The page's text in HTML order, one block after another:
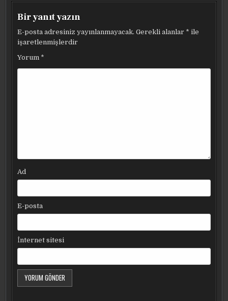
Bir yanıt yazın
E-posta adresiniz yayınlanmayacak. Gerekli alanlar * ile
işaretlenmişlerdir
Yorum *
Ad
E-posta
İnternet sitesi